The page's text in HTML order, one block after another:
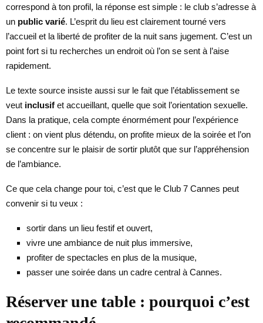
correspond à ton profil, la réponse est simple : le club s’adresse à
un public varié. L’esprit du lieu est clairement tourné vers
l’accueil et la liberté de profiter de la nuit sans jugement. C’est un
point fort si tu recherches un endroit où l’on se sent à l’aise
rapidement.
Le texte source insiste aussi sur le fait que l’établissement se
veut inclusif et accueillant, quelle que soit l’orientation sexuelle.
Dans la pratique, cela compte énormément pour l’expérience
client : on vient plus détendu, on profite mieux de la soirée et l’on
se concentre sur le plaisir de sortir plutôt que sur l’appréhension
de l’ambiance.
Ce que cela change pour toi, c’est que le Club 7 Cannes peut
convenir si tu veux :
sortir dans un lieu festif et ouvert,
vivre une ambiance de nuit plus immersive,
profiter de spectacles en plus de la musique,
passer une soirée dans un cadre central à Cannes.
Réserver une table : pourquoi c’est